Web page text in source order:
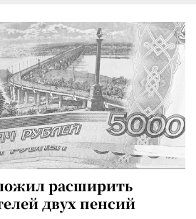
расширить
двух пенсий